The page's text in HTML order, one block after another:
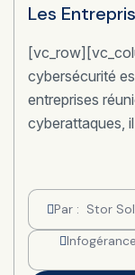
Les
cybersécurité
entreprises
cyberattaques,
Par : Stor
Infogérance